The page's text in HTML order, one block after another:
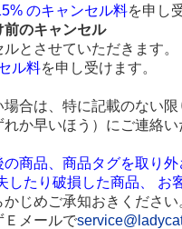
のキャンセル料を申し
のキャンセル
とさせていただきます。
ル料を申し受けます。
合は、特に記載のない
か早いほう）にご連絡
の商品、商品タグを取り
したり破損した商品、
かじめご承知おきください
Ｅメールで